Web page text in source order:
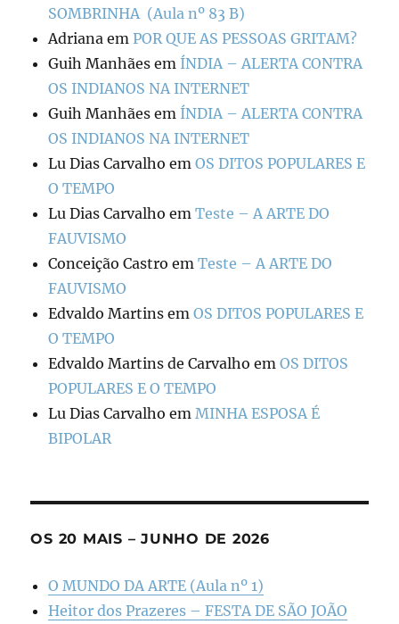
SOMBRINHA (Aula nº 83 B)
Adriana emPOR QUE AS PESSOAS GRITAM?
Guih Manhães em ÍNDIA – ALERTA CONTRA
OS INDIANOS NA INTERNET
Guih Manhães em ÍNDIA – ALERTA CONTRA
OS INDIANOS NA INTERNET
Lu Dias Carvalho emOS DITOS POPULARES E
O TEMPO
Lu Dias Carvalho emTeste – A ARTE DO
FAUVISMO
Conceição Castro emTeste – A ARTE DO
FAUVISMO
Edvaldo Martins emOS DITOS POPULARES E
O TEMPO
Edvaldo Martins de Carvalho emOS DITOS
POPULARES E O TEMPO
Lu Dias Carvalho emMINHA ESPOSA É
BIPOLAR
OS 20 MAIS – JUNHO DE 2026
O MUNDO DA ARTE (Aula nº 1)
Heitor dos Prazeres – FESTA DE SÃO JOÃO